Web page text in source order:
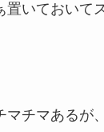
置いておいて
マチマあるが